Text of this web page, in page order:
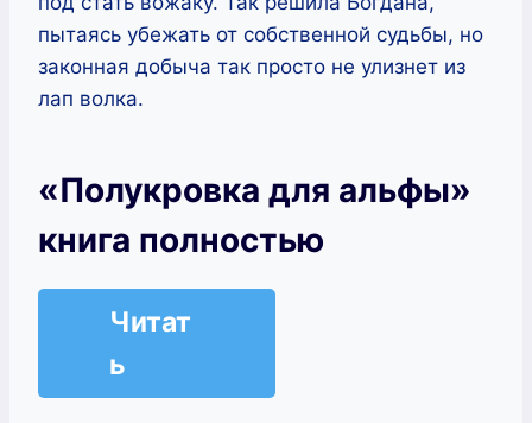
пытаясь убежать от собственной судьбы, но
законная добыча так просто не улизнет из
лап волка.
«Полукровка для альфы»
книга полностью
Читат
ь